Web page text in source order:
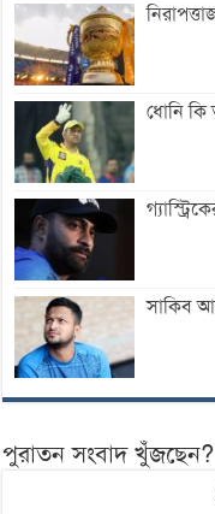
ধোনি কি
সাকিব
পুরাতন সংবাদ খুঁজছেন?